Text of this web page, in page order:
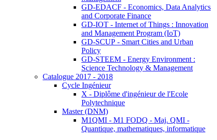
GD-EDACF - Economics, Data Analytics
and Corporate Finance
GD-IOT - Internet of Things : Innovation
and Management Program (IoT)
GD-SCUP - Smart Cities and Urban
Policy
GD-STEEM - Energy Environment :
Science Technology & Management
Catalogue 2017 - 2018
Cycle Ingénieur
X - Diplôme d'ingénieur de l'Ecole
Polytechnique
Master (DNM)
M1QMI - M1 FODQ - Maj. QMI -
Quantique, mathematiques, informatique